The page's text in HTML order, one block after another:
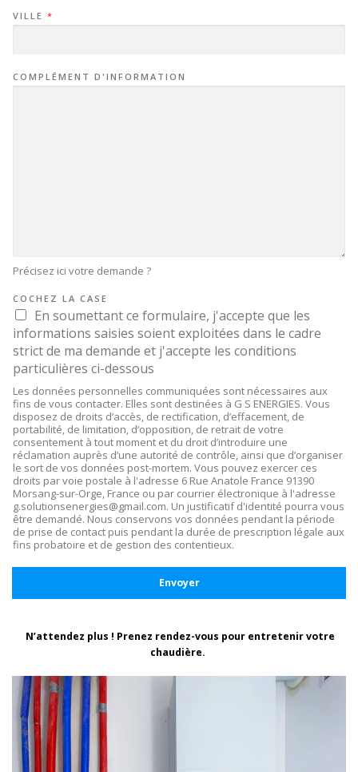
VILLE *
COMPLÉMENT D'INFORMATION
Précisez ici votre demande ?
COCHEZ LA CASE
En soumettant ce formulaire, j'accepte que les
informations saisies soient exploitées dans le cadre
strict de ma demande et j'accepte les conditions
particulières ci-dessous
Les données personnelles communiquées sont nécessaires aux
fins de vous contacter. Elles sont destinées à G S ENERGIES. Vous
disposez de droits d’accès, de rectification, d’effacement, de
portabilité, de limitation, d’opposition, de retrait de votre
consentement à tout moment et du droit d’introduire une
réclamation auprès d’une autorité de contrôle, ainsi que d’organiser
le sort de vos données post-mortem. Vous pouvez exercer ces
droits par voie postale à l'adresse 6 Rue Anatole France 91390
Morsang-sur-Orge, France ou par courrier électronique à l'adresse
g.solutionsenergies@gmail.com. Un justificatif d'identité pourra vous
être demandé. Nous conservons vos données pendant la période
de prise de contact puis pendant la durée de prescription légale aux
fins probatoire et de gestion des contentieux.
Envoyer
N’attendez plus ! Prenez rendez-vous pour entretenir votre
chaudière.